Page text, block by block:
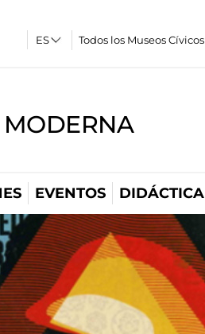
Todos los Museos Cívicos
MODERNA
EVENTOS DIDÁCTICA